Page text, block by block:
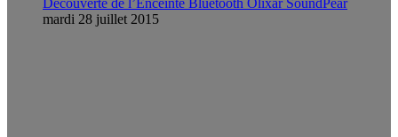
Découverte de l’Enceinte Bluetooth Olixar SoundPear
mardi 28 juillet 2015